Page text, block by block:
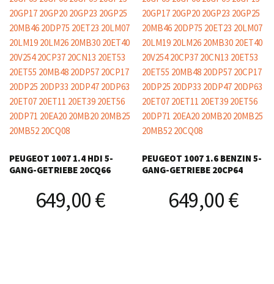
PEUGEOT 1007 1.4 HDI 5-
GANG-GETRIEBE 20CQ66
649,00€
PEUGEOT 1007 1.6 BENZIN 5-
GANG-GETRIEBE 20CP64
649,00€